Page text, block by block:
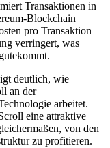
Transaktionen in
Blockchain
pro Transaktion
verringert, was
deutlich, wie
an der
arbeitet.
eine attraktive
von den
zu profitieren.